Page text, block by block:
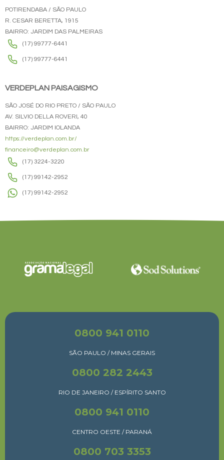
POTIRENDABA / SÃO PAULO
R. CESAR BERETTA, 1915
BAIRRO: JARDIM DAS PALMEIRAS
(17) 99777-6441
(17) 99777-6441
VERDEPLAN PAISAGISMO
SÃO JOSÉ DO RIO PRETO / SÃO PAULO
AV. SILVIO DELLA ROVERI, 40
BAIRRO: JARDIM IOLANDA
https://verdeplan.com.br/
financeiro@verdeplan.com.br
(17) 3224-3220
(17) 99142-2952
(17) 99142-2952
0800 941 0110
SÃO PAULO / MINAS GERAIS
0800 282 2443
RIO DE JANEIRO / ESPÍRITO SANTO
0800 941 0110
CENTRO OESTE / PARANÁ
0800 703 3353